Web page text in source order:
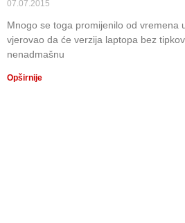
07.07.2015
Mnogo se toga promijenilo od vremena
vjerovao da će verzija laptopa bez
nenadmašnu
Opširnije